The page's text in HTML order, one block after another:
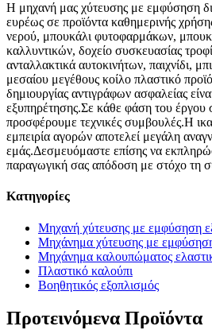
Η μηχανή μας χύτευσης με εμφύσηση
ευρέως σε προϊόντα καθημερινής
νερού, μπουκάλι φυτοφαρμάκων,
καλλυντικών, δοχείο συσκευασίας
ανταλλακτικά αυτοκινήτων, παιχνίδι,
μεσαίου μεγέθους κοίλο πλαστικό
δημιουργίας αντιγράφων ασφαλείας
εξυπηρέτησης.Σε κάθε φάση του έργου
προσφέρουμε τεχνικές συμβουλές.Η
εμπειρία αγορών αποτελεί μεγάλη
εμάς.Δεσμευόμαστε επίσης να
παραγωγική σας απόδοση με στόχο τη
Κατηγορίες
Μηχανή χύτευσης με εμφύσηση
Μηχάνημα χύτευσης με
Μηχάνημα καλουπώματος
Πλαστικό καλούπι
Βοηθητικός εξοπλισμός
Προτεινόμενα Προϊόντα